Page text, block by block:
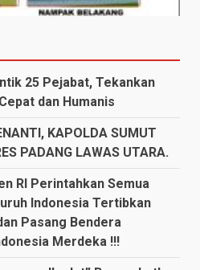
25 Pejabat, Tekankan
dan Humanis
KAPOLDA SUMUT
PADANG LAWAS UTARA.
RI Perintahkan Semua
Indonesia Tertibkan
Pasang Bendera
Merdeka !!!